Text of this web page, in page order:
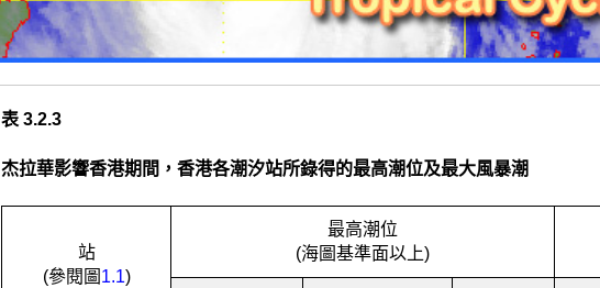
表 3.2.3
杰拉華影響香港期間，香港各潮汐站所錄得的最高潮位及最大風暴潮
站
(參閱圖 1.1)
最高潮位
(海圖基準面以上)